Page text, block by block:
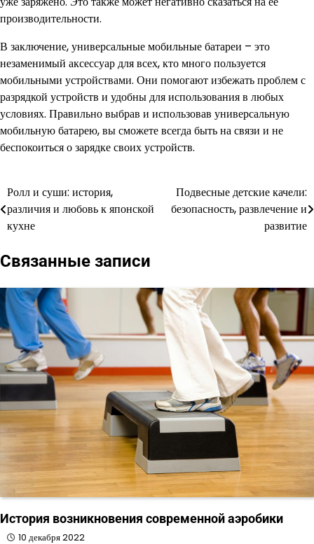
производительности.
В заключение, универсальные мобильные батареи – это
незаменимый аксессуар для всех, кто много пользуется
мобильными устройствами. Они помогают избежать проблем с
разрядкой устройств и удобны для использования в любых
условиях. Правильно выбрав и использовав универсальную
мобильную батарею, вы сможете всегда быть на связи и не
беспокоиться о зарядке своих устройств.
Навигация
по
Ролл и суши: история,
различия и любовь к японской
кухне
Подвесные детские качели:
безопасность, развлечение и
развитие
Связанные записи
История возникновения современной аэробики
10 декабря 2022